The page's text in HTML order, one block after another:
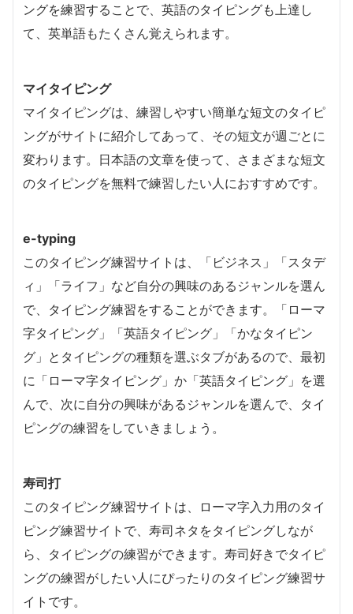
ングを練習することで、英語のタイピングも上達し
て、英単語もたくさん覚えられます。
マイタイピング
マイタイピングは、練習しやすい簡単な短文のタイピ
ングがサイトに紹介してあって、その短文が週ごとに
変わります。日本語の文章を使って、さまざまな短文
のタイピングを無料で練習したい人におすすめです。
e-typing
このタイピング練習サイトは、「ビジネス」「スタデ
ィ」「ライフ」など自分の興味のあるジャンルを選ん
で、タイピング練習をすることができます。「ローマ
字タイピング」「英語タイピング」「かなタイピン
グ」とタイピングの種類を選ぶタブがあるので、最初
に「ローマ字タイピング」か「英語タイピング」を選
んで、次に自分の興味があるジャンルを選んで、タイ
ピングの練習をしていきましょう。
寿司打
このタイピング練習サイトは、ローマ字入力用のタイ
ピング練習サイトで、寿司ネタをタイピングしなが
ら、タイピングの練習ができます。寿司好きでタイピ
ングの練習がしたい人にぴったりのタイピング練習サ
イトです。